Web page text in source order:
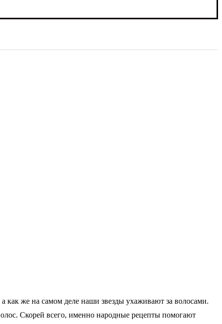
как же на самом деле наши звезды ухаживают за волосами.
Скорей всего, именно народные рецепты помогают